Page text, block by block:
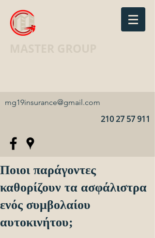
mg19insurance@gmail.com
210 27 57 911
Ποιοι παράγοντες
καθορίζουν τα ασφάλιστρα
ενός συμβολαίου
αυτοκινήτου;